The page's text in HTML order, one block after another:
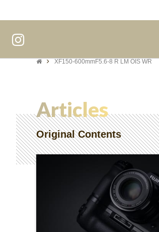
XF150-600mmF5.6-8 R LM OIS WR
Articles
Original Contents